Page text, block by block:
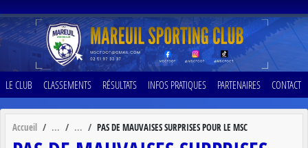
LE CLUB CLASSEMENTS RÉSULTATS INFOS PRATIQUES PARTENAIRES CONTACT
Accueil PAS DE MAUVAISES SURPRISES POUR LE MSC